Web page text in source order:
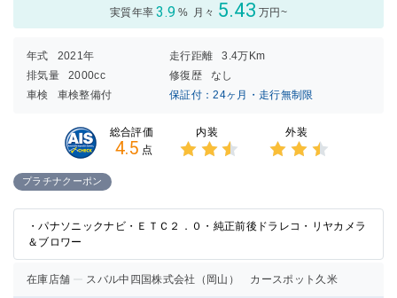
実質年率 3.9 % 月々 5.43 万円~
年式 2021年 走行距離
3.4万Km
排気量
2000cc 修復歴
なし
車検
車検整備付 保証付：24ヶ月・走行無制限
総合評価
4.5 点
内装 外装
プラチナクーポン
・パナソニックナビ・ＥＴＣ２．０・純正前後ドラレコ・リヤカメラ
＆ブロワー
在庫店舗 スバル中四国株式会社（岡山） カースポット久米